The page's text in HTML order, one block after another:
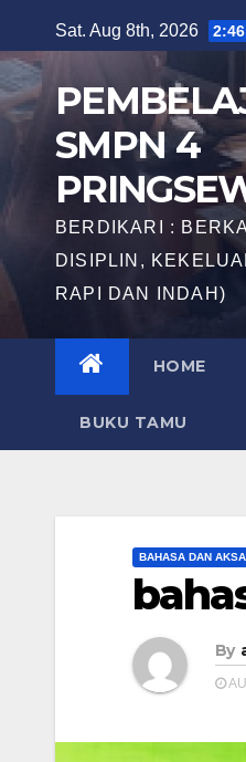
to
content
Sat. Aug 8th, 2026
SMPN 4
BERDIKARI :
DISIPLIN,
RAPI DAN INDAH)
HOME
BUKU TAMU
BAHASA DAN
By